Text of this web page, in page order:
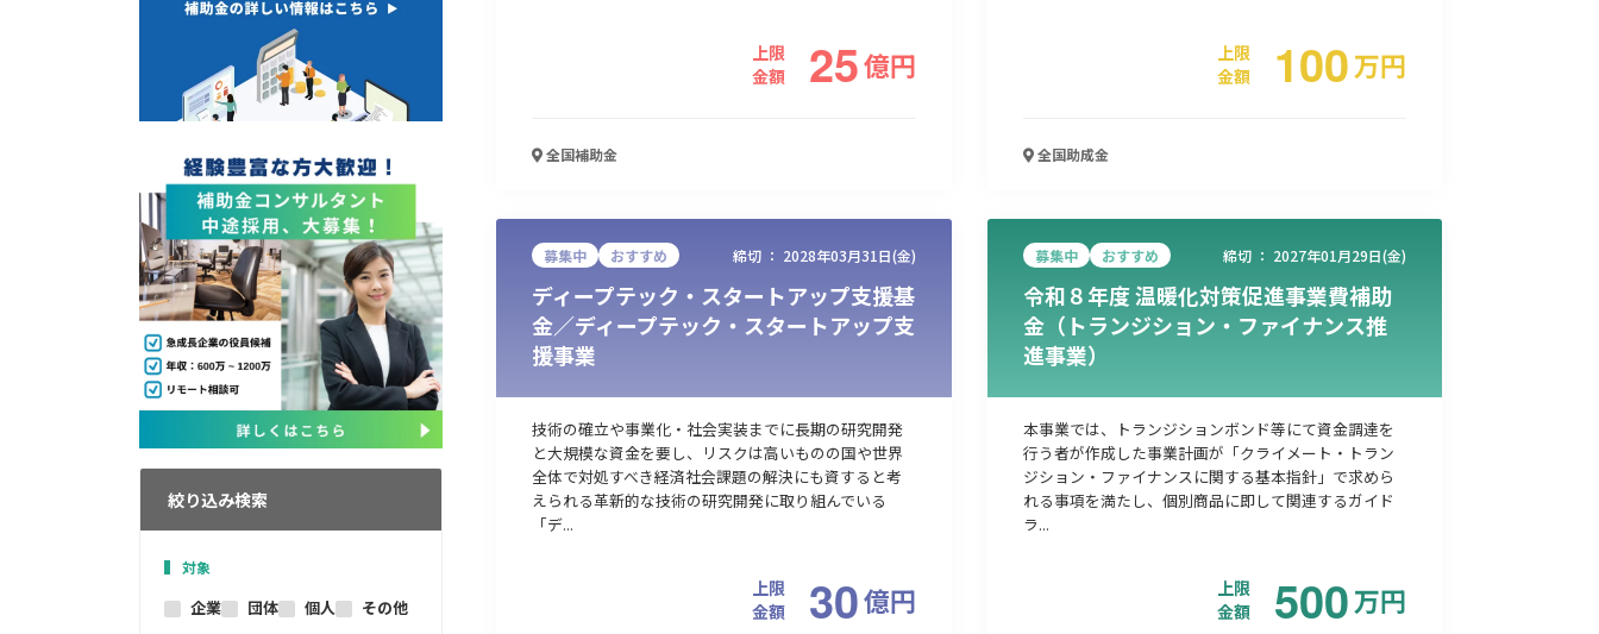
絞り込み検索
対象
企業 団体 個人 その他
上限
金額
25億円
全国補助金
上限
金額
100万円
全国助成金
募集中 おすすめ 締切 ： 2028年03月31日(金)
ディープテック・スタートアップ支援基
金／ディープテック・スタートアップ支
援事業
技術の確立や事業化・社会実装までに長期の研究開発
と大規模な資金を要し、リスクは高いものの国や世界
全体で対処すべき経済社会課題の解決にも資すると考
えられる革新的な技術の研究開発に取り組んでいる
「デ...
上限
金額
30億円
募集中 おすすめ 締切 ： 2027年01月29日(金)
令和８年度 温暖化対策促進事業費補助
金（トランジション・ファイナンス推
進事業）
本事業では、トランジションボンド等にて資金調達を
行う者が作成した事業計画が「クライメート・トラン
ジション・ファイナンスに関する基本指針」で求めら
れる事項を満たし、個別商品に即して関連するガイド
ラ...
上限
金額
500万円